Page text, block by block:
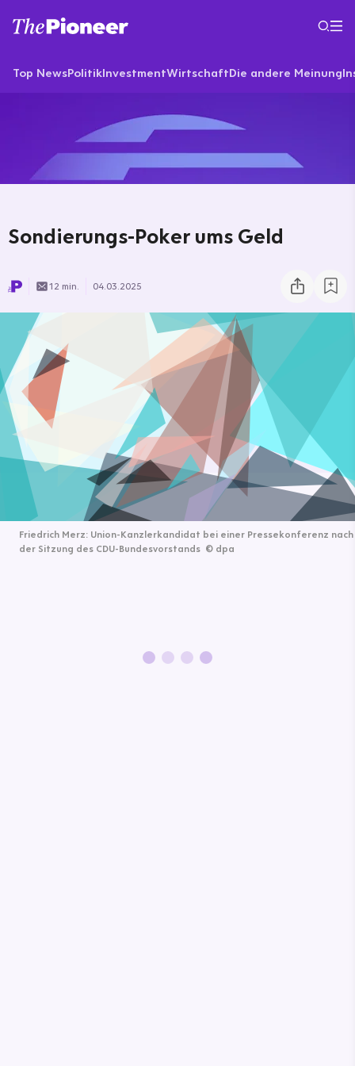
Top NewsPolitikInvestmentWirtschaftDie andere Meinung
Sondierungs-Poker ums Geld
12 min. 04.03.2025
Friedrich Merz: Union-Kanzlerkandidat bei einer Pressekonferenz nach
der Sitzung des CDU-Bundesvorstands © dpa